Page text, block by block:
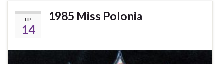
LIP
14
1985 Miss Polonia